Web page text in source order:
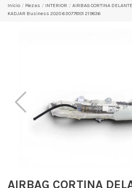
Inicio Pіezas INTERIOR
AIRBAG CORTINA
KADJAR Business 2020 630778101 219836
AIRBAG CORTINA